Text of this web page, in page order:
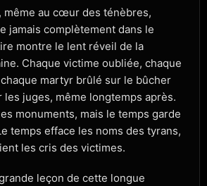
même au cœur des ténèbres,
jamais complètement dans le
montre le lent réveil de la
Chaque victime oubliée, chaque
martyr brûlé sur le bûcher
juges, même longtemps après.
monuments, mais le temps garde
temps efface les noms des tyrans,
les cris des victimes.
leçon de cette longue